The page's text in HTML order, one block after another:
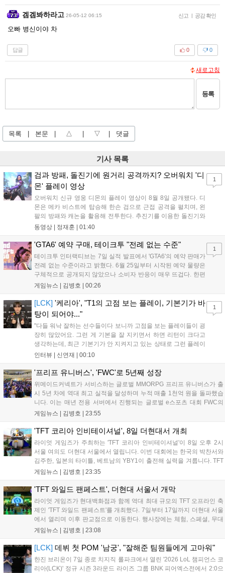
겜겜봐하라고 26-05-12 06:15 신고 | 공감 확인
오빠 병신이야 차
답글 0
0
새로고침
등록
목록 | 본문 | △ | ▽ | 댓글
기사 목록
검과 방패, 돌진기에 원거리 공격까지? 오버워치 '디
몬' 플레이 영상
오버워치 신규 영웅 디몬의 플레이 영상이 8월 8일 공개됐다. 디
몬은 메카 비스트에 탑승해 한손 검으로 근접 공격을 펼치며, 왼
팔의 방패와 캐논을 활용해 전투한다. 추진기를 이용한 돌진기와
참격 형태의 궁극기를 보유했고, 메카 파괴 시 맨몸으로 기관총을
산의 영웅들 업데이트를 통해 정식 출시될 예정이다....
동영상 | 정재훈 | 01:40
1
'GTA6' 예약 구매, 테이크투 "전례 없는 수준"
테이크투 인터랙티브는 7일 실적 발표에서 'GTA6'의 예약 판매가
전례 없는 수준이라고 밝혔다. 6월 25일부터 시작된 예약 물량은
구체적으로 공개되지 않았으나 소비자 반응이 매우 뜨겁다. 한편
11월 19일 PS5와 Xbox 시리즈 X|S로 정식 출시될 예정이며, 록
상 'Grand Theft Auto VI: An Extended Look'을 최초 공개할 계획
이다....
게임뉴스 | 김병호 | 00:26
1
[LCK] '케리아', "T1의 고점 보는 플레이, 기본기가 바
탕이 되어야..."
"다들 워낙 잘하는 선수들이다 보니까 고점을 보는 플레이들이 굉
장히 많았어요. 그런 게 기본을 잘 지키면서 하면 리턴이 크다고
생각하는데, 최근 기본기가 안 지켜지고 있는 상태로 그런 플레이
를 추구하다 보니까 팀적으로 안 좋은 사고가 계속 많이 났던 것
LoL 챔피언스 코리아(LCK)'...
인터뷰 | 신연재 | 00:10
1
'프리프 유니버스', 'FWC'로 5년째 성장
위메이드커넥트가 서비스하는 글로벌 MMORPG 프리프 유니버스가 출
시 5년 차에 역대 최고 실적을 달성하며 누적 매출 1천억 원을 돌파했습
니다. 이는 매년 전용 서버에서 진행되는 글로벌 e스포츠 대회 FWC의
영향이 큽니다. FWC는 이용자가 동일한 조건에서 시즌을 함께 즐기는
대폭 상승하는 성과를 냈습니다. 오는 10월 필리핀 마닐라에서 총상금
이드커넥트는 이를 통해 커뮤니티 중심의 장기 성장 모델을 지속할 방침
입니다....
게임뉴스 | 김병호 | 23:55
'TFT 코리아 인비테이셔널', 8일 더현대서 개최
라이엇 게임즈가 주최하는 'TFT 코리아 인비테이셔널'이 8일 오후 2시
서울 여의도 더현대 서울에서 열립니다. 이번 대회에는 한국의 박찬서와
김주한, 일본의 타이틀, 베트남의 YBY1이 출전해 실력을 겨룹니다. TFT
는 소속팀 없이 개인 자격으로 참가하는 독특한 대회 구조를 가지며, 누
17일까지 이어지는 이번 행사는 신규 세트 체험과 공연 등 다양한 즐길
거리를 제공하며, 이후 현대백화점 판교점에서도 행사가 이어질 예정입
니다. 연말에는 라스베이거스 오픈이 개최됩니다....
게임뉴스 | 김병호 | 23:35
'TFT 와일드 팬페스트', 더현대 서울서 개막
라이엇 게임즈가 현대백화점과 함께 역대 최대 규모의 TFT 오프라인 축
제인 'TFT 와일드 팬페스트'를 개최했다. 7일부터 17일까지 더현대 서울
에서 열리며 이후 판교점으로 이동한다. 행사장에는 체험, 스페셜, 무대
존이 마련됐으며 8일 오후 2시 인비테이셔널, 15일 오후 2시 스트리머
다. 사전 예약은 조기 마감될 만큼 큰 인기를 끌고 있다....
게임뉴스 | 김병호 | 23:08
[LCK] 데뷔 첫 POM '남궁', "잘해준 팀원들에게 고마워"
한진 브리온이 7일 종로 치지직 롤파크에서 열린 '2026 LoL 챔피언스 코
리아(LCK)' 정규 시즌 3라운드 라이즈 그룹 BNK 피어엑스전에서 2:0으